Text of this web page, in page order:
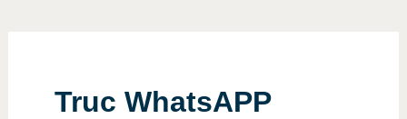
Truc WhatsAPP